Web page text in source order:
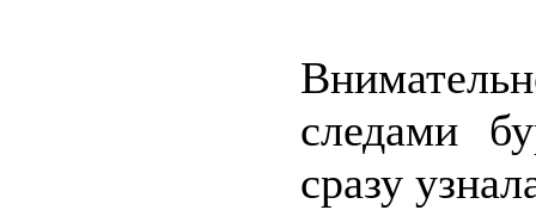
следами
сразу